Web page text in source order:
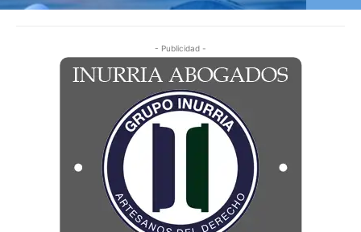
- Publicidad -